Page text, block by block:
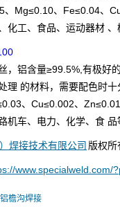
、Mg≤0.10、Fe≤0.04、
化工、食品、运动器材
，铝含量≥99.5%,有极好
理 的材料，需要配色时
、Cu≤0.002、
机车、电力、化学、食 品
焊接技术有限公司 版权所
www.specialweld.com/
檐沟焊接